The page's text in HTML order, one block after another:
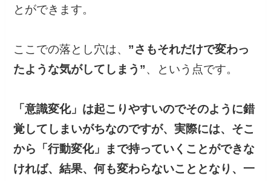
とができます。
ここでの落とし穴は、 ”さもそれだけで変わっ
たような気がしてしまう”、という点です。
「意識変化」は起こりやすいのでそのように錯
覚してしまいがちなのですが、実際には、そこ
から「行動変化」まで持っていくことができな
ければ、結果、何も変わらないこととなり、一